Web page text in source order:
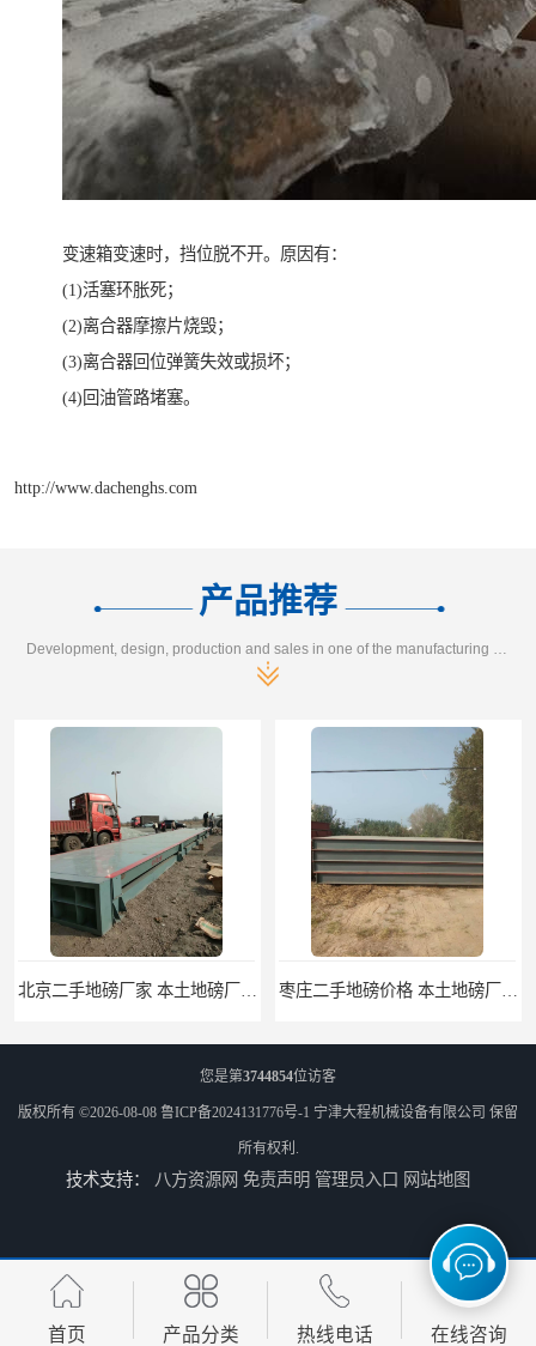
变速箱变速时，挡位脱不开。原因有：
(1)活塞环胀死；
(2)离合器摩擦片烧毁；
(3)离合器回位弹簧失效或损坏；
(4)回油管路堵塞。
http://www.dachenghs.com
产品推荐
滨州二手地磅价格 价格优惠 潍坊旧地磅出售 厂家直销
您是第3744854位访客
版权所有 ©2026-08-08 鲁ICP备2024131776号-1 宁津大程机械设备有限公司 保留
所有权利.
技术支持： 八方资源网 免责声明 管理员入口 网站地图
首页 产品分类 热线电话 在线咨询